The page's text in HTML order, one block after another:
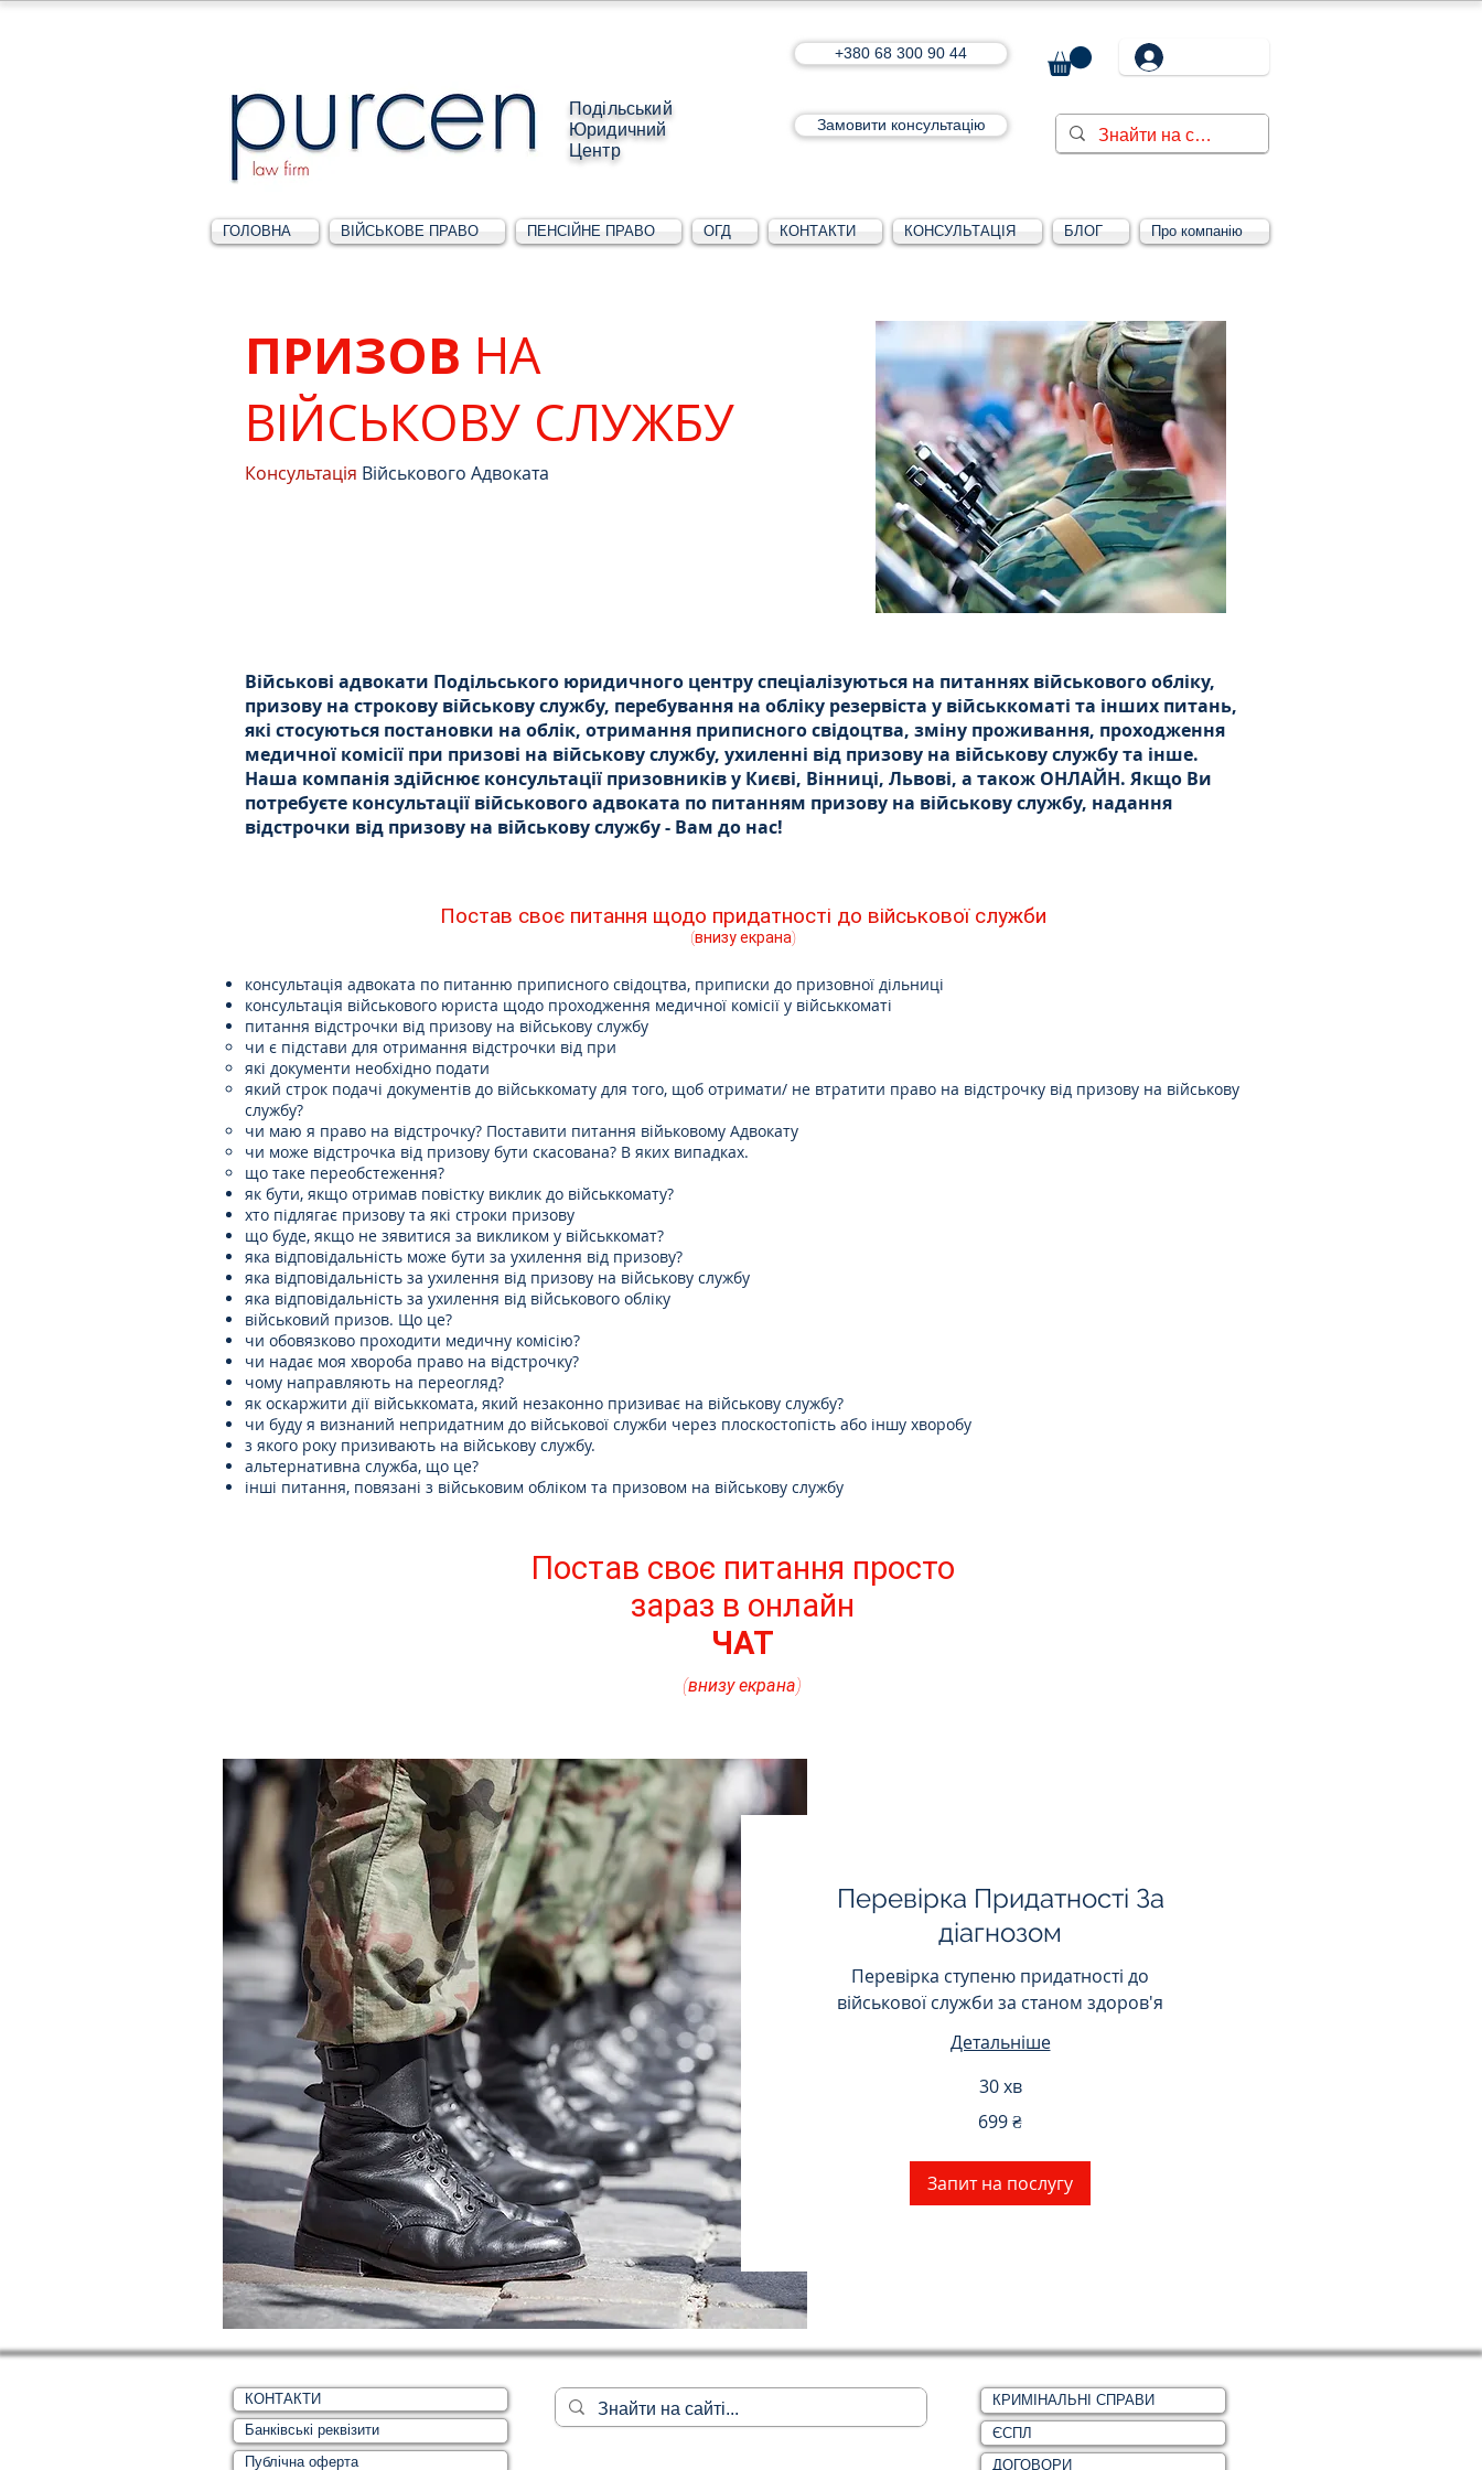
Подільський
Юридичний
Центр
+380 68 300 90 44
Замовити консультацію
ГОЛОВНА ВІЙСЬКОВЕ ПРАВО ПЕНСІЙНЕ ПРАВО ОГД КОНТАКТИ КОНСУЛЬТАЦІЯ БЛОГ Про компанію
ПРИЗОВ НА
ВІЙСЬКОВУ СЛУЖБУ
Консультація Військового Адвоката
Військові адвокати Подільського юридичного центру спеціалізуються на питаннях військового обліку,
призову на строкову військову службу, перебування на обліку резервіста у військкоматі та інших питань,
які стосуються постановки на облік, отримання приписного свідоцтва, зміну проживання, проходження
медичної комісії при призові на військову службу, ухиленні від призову на військову службу та інше.
Наша компанія здійснює консультації призовників у Києві, Вінниці, Львові, а також ОНЛАЙН. Якщо Ви
потребуєте консультації військового адвоката по питанням призову на військову службу, надання
відстрочки від призову на військову службу - Вам до нас!
Постав своє питання щодо придатності до військової служби
(внизу екрана)
консультація адвоката по питанню приписного свідоцтва, приписки до призовної дільниці
консультація військового юриста щодо проходження медичної комісії у військкоматі
питання відстрочки від призову на військову службу
чи є підстави для отримання відстрочки​ від при
які документи необхідно подати
який строк подачі документів до військкомату для того, щоб отримати/ не втратити право на відстрочку від призову на військову
службу?
чи маю я право на відстрочку? Поставити питання війьковому Адвокату
чи може відстрочка від призову бути скасована? В яких випадках.
що таке переобстеження?
як бути, якщо отримав повістку виклик до військкомату?
хто підлягає призову та які строки призову
що буде, якщо не зявитися за викликом у військкомат?
яка відповідальність може бути за ухилення від призову?
яка відповідальність за ухилення від призову на військову службу
яка відповідальність за ухилення від військового обліку
військовий призов. Що це?
чи обовязково проходити медичну комісію?
чи надає моя хвороба право на відстрочку?
чому направляють на переогляд?
як оскаржити дії військкомата, який незаконно призиває на військову службу?
чи буду я визнаний непридатним до військової служби через плоскостопість або іншу хворобу
з якого року призивають на військову службу.
альтернативна служба, що це?
інші питання, повязані з військовим обліком та призовом на військову службу
Постав своє питання просто
зараз в онлайн
ЧАТ
(внизу екрана)
Перевірка Придатності За
діагнозом
Перевірка ступеню придатності до
військової служби за станом здоров'я
Детальніше
30 хв
699 ₴
Запит на послугу
КОНТАКТИ
Банківські реквізити
Публічна оферта
КРИМІНАЛЬНІ СПРАВИ
ЄСПЛ
ДОГОВОРИ